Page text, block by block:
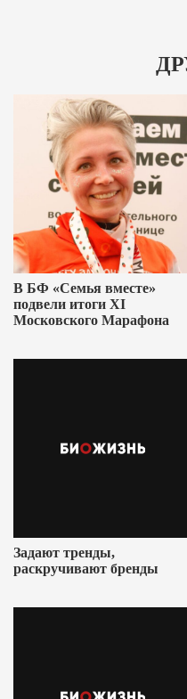
В БФ «Семья вместе»
подвели итоги XI
Московского Марафона
Задают тренды,
раскручивают бренды